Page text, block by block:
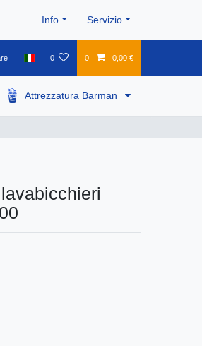
Info Servizio
0 0 0,00 €
Attrezzatura Barman